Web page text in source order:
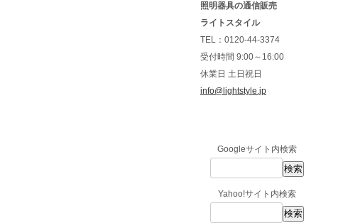
照明器具の通信販売
ライトスタイル
TEL：0120-44-3374
受付時間 9:00～16:00
休業日 土日祝日
info@lightstyle.jp
Googleサイト内検索
Yahoo!サイト内検索